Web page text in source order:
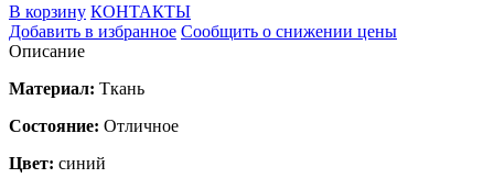
В корзину КОНТАКТЫ
Добавить в избранное Сообщить о снижении цены
Описание
Материал: Ткань
Состояние: Отличное
Цвет: синий